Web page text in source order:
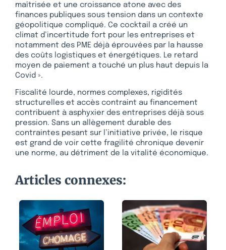
maîtrisée et une croissance atone avec des
finances publiques sous tension dans un contexte
géopolitique compliqué. Ce cocktail a créé un
climat d’incertitude fort pour les entreprises et
notamment des PME déjà éprouvées par la hausse
des coûts logistiques et énergétiques. Le retard
moyen de paiement a touché un plus haut depuis la
Covid ».
Fiscalité lourde, normes complexes, rigidités
structurelles et accès contraint au financement
contribuent à asphyxier des entreprises déjà sous
pression. Sans un allègement durable des
contraintes pesant sur l’initiative privée, le risque
est grand de voir cette fragilité chronique devenir
une norme, au détriment de la vitalité économique.
Articles connexes: